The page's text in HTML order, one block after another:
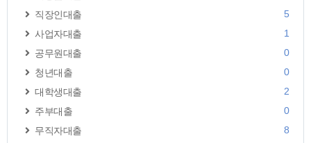
직장인대출
5
사업자대출
1
공무원대출
0
청년대출
0
대학생대출
2
주부대출
0
무직자대출
8